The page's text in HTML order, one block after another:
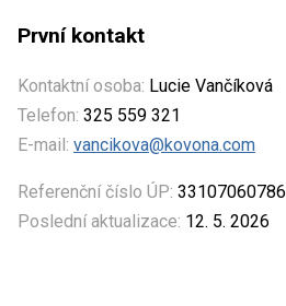
První kontakt
Kontaktní osoba: Lucie Vančíková
Telefon: 325 559 321
E-mail: vancikova@kovona.com
Referenční číslo ÚP: 33107060786
Poslední aktualizace: 12. 5. 2026